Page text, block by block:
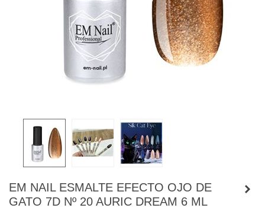
EM NAIL ESMALTE EFECTO OJO DE
GATO 7D Nº 20 AURIC DREAM 6 ML